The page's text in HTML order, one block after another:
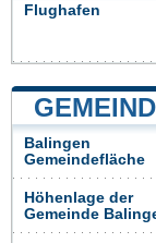
Flughafen
Balingen
Gemeindefläche
Höhenlage der
Gemeinde